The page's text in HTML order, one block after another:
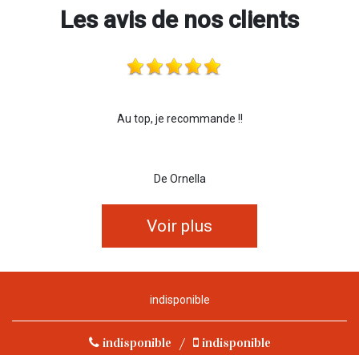
Les avis de nos clients
Au top, je recommande !!
De Ornella
Voir plus
indisponible
indisponible / indisponible